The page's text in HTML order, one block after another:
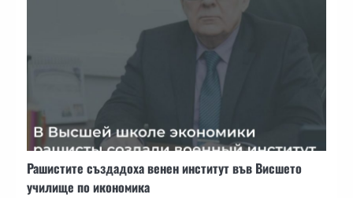
Рашистите създадоха венен институт във Висшето
училище по икономика